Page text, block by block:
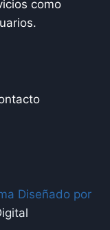
como
Diseñado por